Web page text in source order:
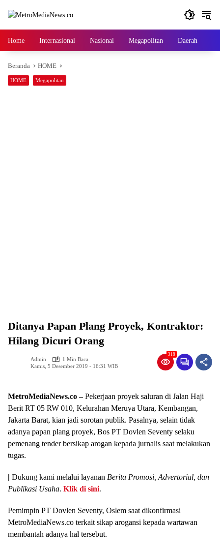
Home Internasional Nasional Megapolitan Daerah
Beranda HOME
HOME Megapolitan
Ditanya Papan Plang Proyek, Kontraktor:
Hilang Dicuri Orang
Admin
1 Min Baca
Kamis, 5 Desember 2019 - 16:31 WIB
318
MetroMediaNews.co –Pekerjaan proyek saluran di Jalan Haji
Berit RT 05 RW 010, Kelurahan Meruya Utara, Kembangan,
Jakarta Barat, kian jadi sorotan publik. Pasalnya, selain tidak
adanya papan plang proyek, Bos PT Dovlen Seventy selaku
pemenang tender bersikap arogan kepada jurnalis saat melakukan
tugas.
| Dukung kami melalui layanan Berita Promosi, Advertorial, dan
Publikasi Usaha. Klik di sini.
Pemimpin PT Dovlen Seventy, Oslem saat dikonfirmasi
MetroMediaNews.co terkait sikap arogansi kepada wartawan
membantah adanya hal tersebut.